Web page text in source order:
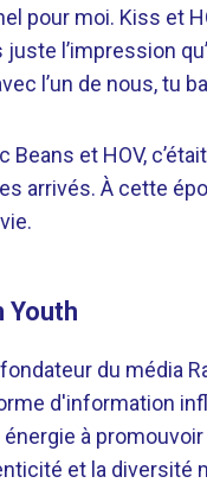
pour moi. Kiss et
juste l’impression
l’un de nous, tu
Beans et HOV,
arrivés. À cette
Youth
fondateur du média
d'information
à
et la diversité